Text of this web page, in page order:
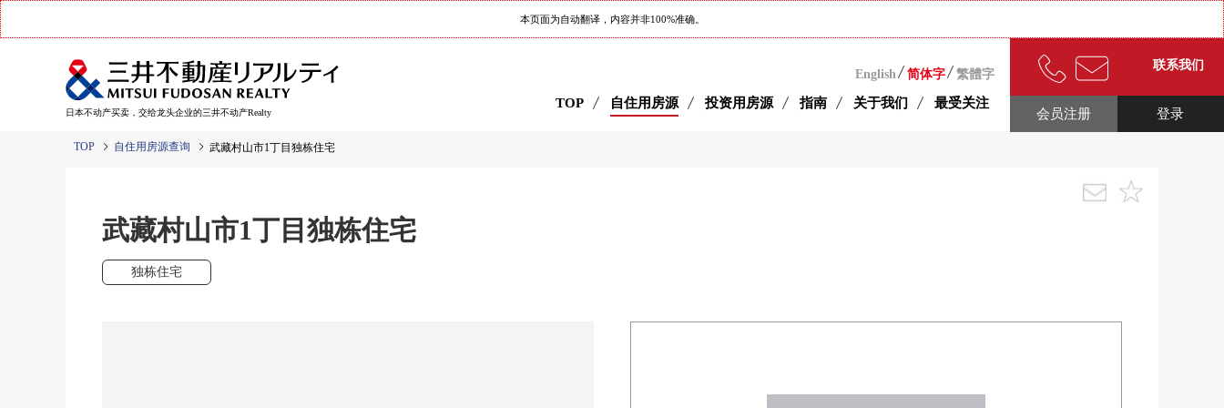
本页面为自动翻译，内容并非100%准确。
日本不动产买卖，交给龙头企业的三井不动产Realty
English 简体字 繁體字
TOP 自住用房源 投资用房源 指南 关于我们 最受关注
联系我们
登录
会员注册
TOP 自住用房源查询 武藏村山市1丁目独栋住宅
武藏村山市1丁目独栋住宅
独栋住宅